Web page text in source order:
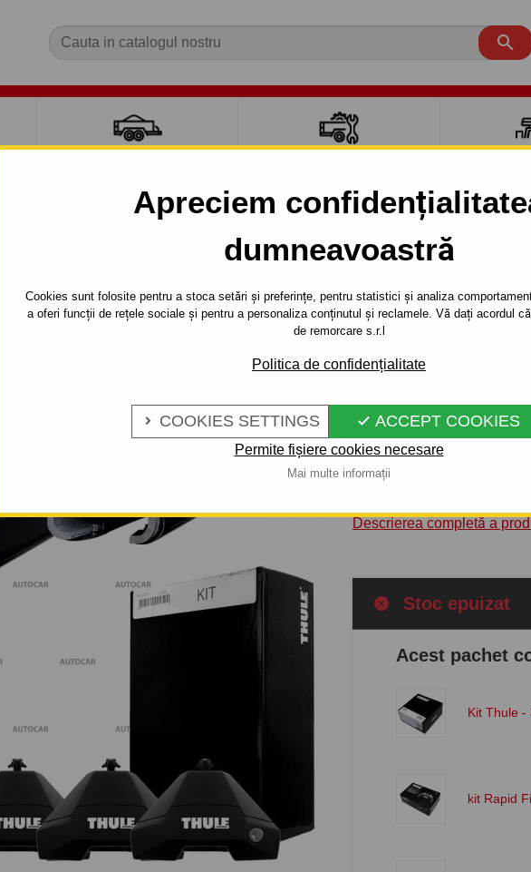
Apreciem
dumneavoastră
Cookies sunt folosite pentru a stoca setări și preferințe, pentru statistici și analiza
a oferi funcții de rețele sociale și pentru a personaliza conținutul și reclamele. Vă dați acordul
de remorcare s.r.l
Politica de confidențialitate
 COOKIES SETTINGS  ACCEPT COOKIES
Permite fișiere cookies necesare
Mai multe informații

transversale Bare transversale Clasa C 4uși.
FIX POINT - oțel
THULE FIX
Referinta:
Barele de la firma THULE
garanția de 5 ani
fabricate din oțel și sunt
protejează încărcătura
destinat mai mult
asemănătoare. Un mare
Descrierea completă a
Stoc epuizat
Acest pachet
Kit Thule -
kit Rapid